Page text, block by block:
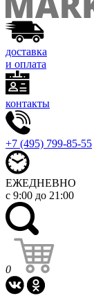
доставка
и оплата
контакты
+7 (495) 799-85-55
ЕЖЕДНЕВНО
с 9:00 до 21:00
0